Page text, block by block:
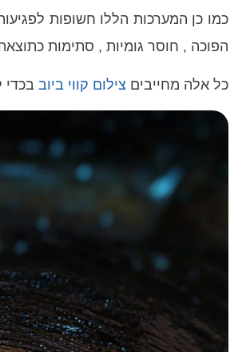
כמו כן המערכות הללו חשופות
הפוכה , חוסר גומיות , סתימות
כל אלה מחייבים צילום קווי ביוב בכדי